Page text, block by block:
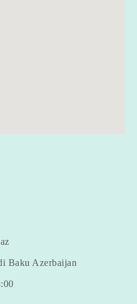
Baku Azerbaijan